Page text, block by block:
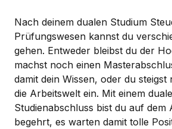
Nach deinem dualen Studium
Prüfungswesen kannst du
gehen. Entweder bleibst du der
machst noch einen
damit dein Wissen, oder du steigst
die Arbeitswelt ein. Mit einem
Studienabschluss bist du auf dem
begehrt, es warten damit tolle